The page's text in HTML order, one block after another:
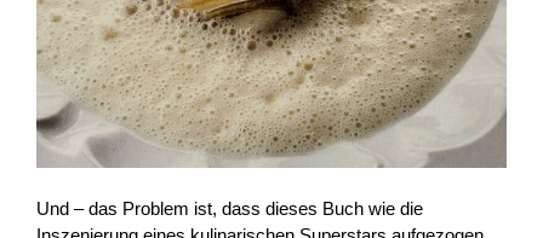
Und – das Problem ist, dass dieses Buch wie die